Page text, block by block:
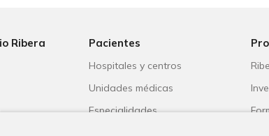
Ribera Pacientes
Hospitales y centros
Unidades médicas
Especialidades